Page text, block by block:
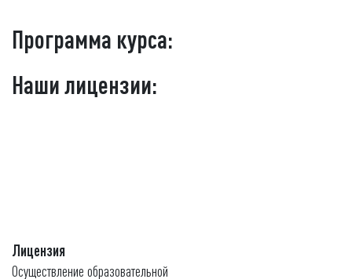
Программа курса:
Наши лицензии:
Лицензия
Осуществление образовательной